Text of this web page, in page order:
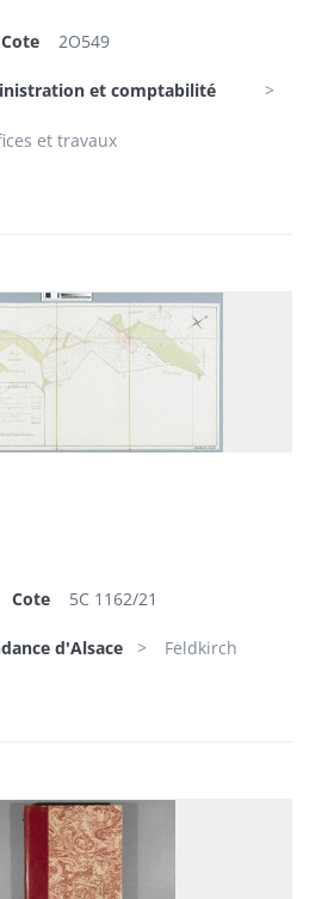
Cote 2O549
et comptabilité
et travaux
Cote 5C 1162/21
d'Alsace Feldkirch